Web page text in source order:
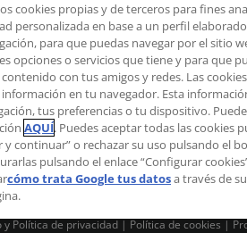
y Política de privacidad | Política de cookies |
cookies propias y de terceros para fines
personalizada en base a un perfil
para que puedas navegar por el sitio
opciones o servicios que tiene y para que
con tus amigos y redes. Las
en tu navegador. Esta
tus preferencias o tu dispositivo.
AQUÍ. Puedes aceptar todas las cookies
y continuar” o rechazar su uso pulsando el
pulsando el enlace “Configurar
cómo trata Google tus datosa través de